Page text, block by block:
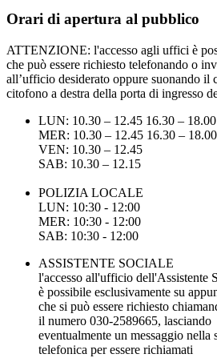
Orari di apertura al pubblico
ATTENZIONE: l'accesso agli uffici è
che può essere richiesto telefonando o
all’ufficio desiderato oppure suonando il
citofono a destra della porta di ingresso
LUN: 10.30 – 12.45 16.30 – 18.00
MER: 10.30 – 12.45 16.30 – 18.00
VEN: 10.30 – 12.45
SAB: 10.30 – 12.15
POLIZIA LOCALE
LUN: 10:30 - 12:00
MER: 10:30 - 12:00
SAB: 10:30 - 12:00
ASSISTENTE SOCIALE
l'accesso all'ufficio dell'Assistente
è possibile esclusivamente su
che si può essere richiesto
il numero 030-2589665, lasciando
eventualmente un messaggio nella
telefonica per essere richiamati